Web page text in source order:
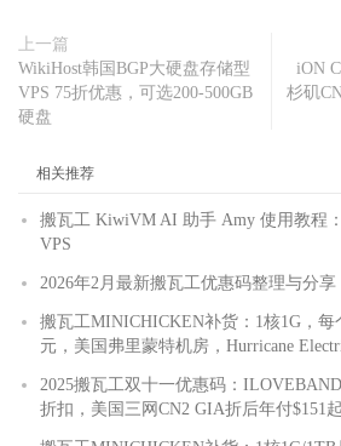
上一篇
WikiHost韩国BGP大硬盘存储型
VPS 75折优惠，可选200-500GB
硬盘
iON
杉矶
相关推荐
搬瓦工 KiwiVM AI 助手 Amy 使用教程
VPS
2026年2月最新搬瓦工优惠码整理与分享
搬瓦工MINICHICKEN补货：1核1G，每
元，美国弗里蒙特机房，Hurricane
2025搬瓦工双十一优惠码：
折扣，美国三网CN2 GIA折后年付$151起